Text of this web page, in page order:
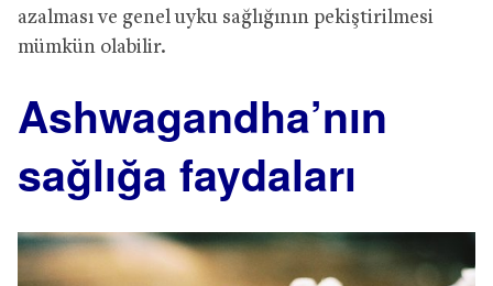
azalması ve genel uyku sağlığının pekiştirilmesi
mümkün olabilir.
Ashwagandha’nın
sağlığa faydaları